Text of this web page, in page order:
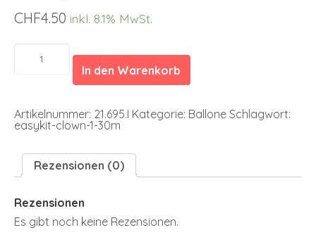
CHF4.50 inkl. 8.1% MwSt.
Easykit
Clown
1.30m
In den Warenkorb
Artikelnummer: 21.695.I Kategorie: Ballone Schlagwort:
easykit-clown-1-30m
Rezensionen (0)
Rezensionen
Es gibt noch keine Rezensionen.